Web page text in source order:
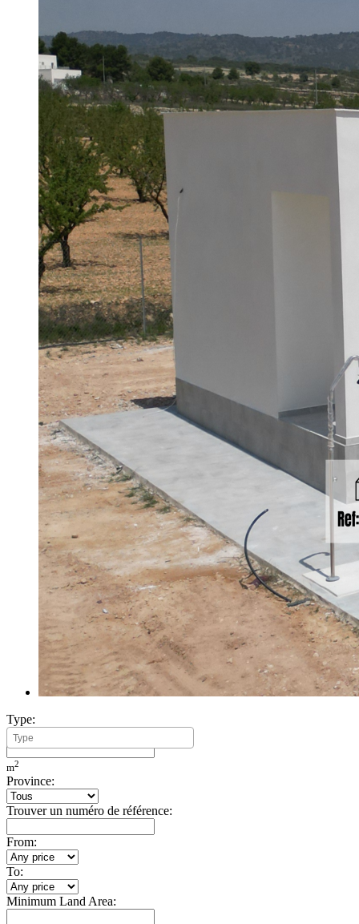
Type:
Minimum Build Area:
m2
Province:
Trouver un numéro de référence:
From:
To:
Minimum Land Area: